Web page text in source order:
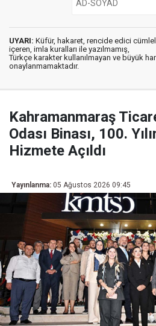
UYARI: Küfür, hakaret, rencide edici
içeren, imla kuralları ile yazılmamış,
Türkçe karakter kullanılmayan ve büyük
onaylanmamaktadır.
Kahramanmaraş
Odası Binası, 100.
Hizmete Açıldı
Yayınlanma: 05 Ağustos 2026 09:45